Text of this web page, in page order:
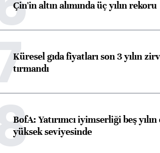
Çin'in altın alımında üç yılın rekoru
Küresel gıda fiyatları son 3 yılın
tırmandı
BofA: Yatırımcı iyimserliği beş yılın
yüksek seviyesinde